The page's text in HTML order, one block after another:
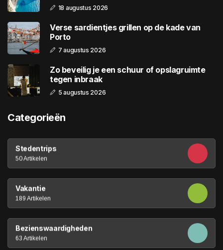
18 augustus 2026
Verse sardientjes grillen op de kade van
Porto
7 augustus 2026
Zo beveilig je een schuur of opslagruimte
tegen inbraak
5 augustus 2026
Categorieën
Stedentrips
50 Artikelen
Vakantie
189 Artikelen
Bezienswaardigheden
63 Artikelen